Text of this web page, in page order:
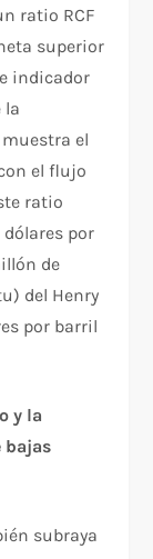
ratio RCF
superior
indicador
la
el
el flujo
ratio
por
de
del Henry
por barril
y la
bajas
subraya